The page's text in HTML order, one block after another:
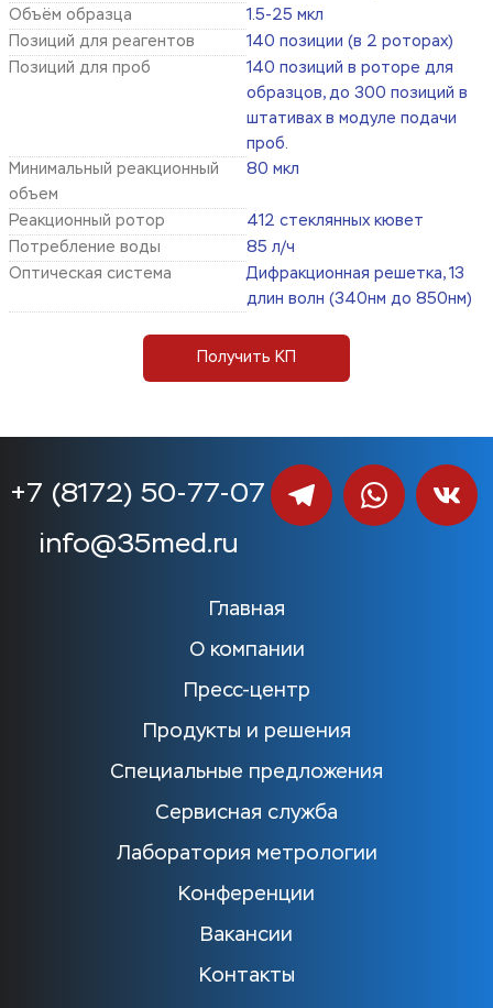
Объём образца
1.5-25 мкл
Позиций для реагентов
140 позиции (в 2 роторах)
Позиций для проб
140 позиций в роторе для
образцов, до 300 позиций в
штативах в модуле подачи
проб.
Минимальный реакционный
объем
80 мкл
Реакционный ротор
412 стеклянных кювет
Потребление воды
85 л/ч
Оптическая система
Дифракционная решетка, 13
длин волн (340нм до 850нм)
Получить КП
Главная
О компании
Пресс-центр
Продукты и решения
Специальные предложения
Сервисная служба
Лаборатория метрологии
Конференции
Вакансии
Контакты
+7 (8172) 50-77-07
info@35med.ru